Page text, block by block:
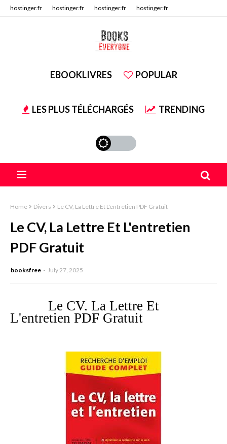
hostinger.fr hostinger.fr hostinger.fr hostinger.fr
EBOOKLIVRES POPULAR
LES PLUS TÉLÉCHARGÉS TRENDING
Home Divers Le CV, La Lettre Et L'entretien PDF Gratuit
Le CV, La Lettre Et L'entretien
PDF Gratuit
booksfree July 27, 2025
Le CV, La Lettre Et
L'entretien PDF Gratuit